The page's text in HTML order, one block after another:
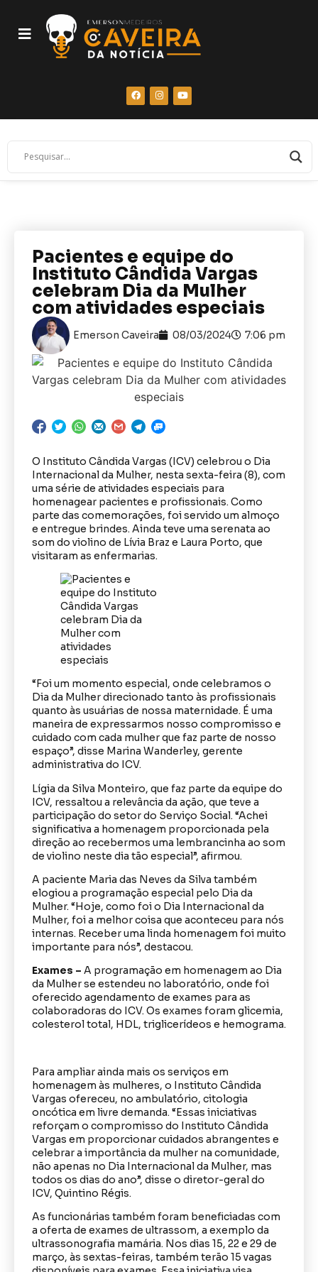
Pacientes e equipe do
Instituto Cândida Vargas
celebram Dia da Mulher
com atividades especiais
Emerson Caveira 08/03/2024 7:06 pm
O Instituto Cândida Vargas (ICV) celebrou o Dia
Internacional da Mulher, nesta sexta-feira (8), com
uma série de atividades especiais para
homenagear pacientes e profissionais. Como
parte das comemorações, foi servido um almoço
e entregue brindes. Ainda teve uma serenata ao
som do violino de Lívia Braz e Laura Porto, que
visitaram as enfermarias.
“Foi um momento especial, onde celebramos o
Dia da Mulher direcionado tanto às profissionais
quanto às usuárias de nossa maternidade. É uma
maneira de expressarmos nosso compromisso e
cuidado com cada mulher que faz parte de nosso
espaço”, disse Marina Wanderley, gerente
administrativa do ICV.
Lígia da Silva Monteiro, que faz parte da equipe do
ICV, ressaltou a relevância da ação, que teve a
participação do setor do Serviço Social. “Achei
significativa a homenagem proporcionada pela
direção ao recebermos uma lembrancinha ao som
de violino neste dia tão especial”, afirmou.
A paciente Maria das Neves da Silva também
elogiou a programação especial pelo Dia da
Mulher. “Hoje, como foi o Dia Internacional da
Mulher, foi a melhor coisa que aconteceu para nós
internas. Receber uma linda homenagem foi muito
importante para nós”, destacou.
Exames – A programação em homenagem ao Dia
da Mulher se estendeu no laboratório, onde foi
oferecido agendamento de exames para as
colaboradoras do ICV. Os exames foram glicemia,
colesterol total, HDL, triglicerídeos e hemograma.
Para ampliar ainda mais os serviços em
homenagem às mulheres, o Instituto Cândida
Vargas ofereceu, no ambulatório, citologia
oncótica em livre demanda. “Essas iniciativas
reforçam o compromisso do Instituto Cândida
Vargas em proporcionar cuidados abrangentes e
celebrar a importância da mulher na comunidade,
não apenas no Dia Internacional da Mulher, mas
todos os dias do ano”, disse o diretor-geral do
ICV, Quintino Régis.
As funcionárias também foram beneficiadas com
a oferta de exames de ultrassom, a exemplo da
ultrassonografia mamária. Nos dias 15, 22 e 29 de
março, às sextas-feiras, também terão 15 vagas